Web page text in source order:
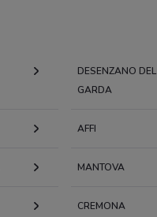
DESENZANO DEL
GARDA
AFFI
MANTOVA
CREMONA